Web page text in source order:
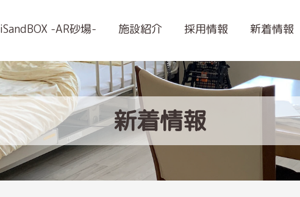
iSandBOX -AR砂場- 施設紹介 採用情報 新着情報
新着情報